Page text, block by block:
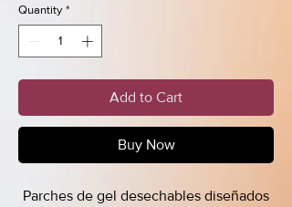
Quantity *
Add to Cart
Buy Now
Parches de gel desechables diseñados